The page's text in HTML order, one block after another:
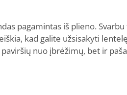
pagamintas iš plieno.
kad galite užsisakyti
nuo įbrėžimų, bet ir